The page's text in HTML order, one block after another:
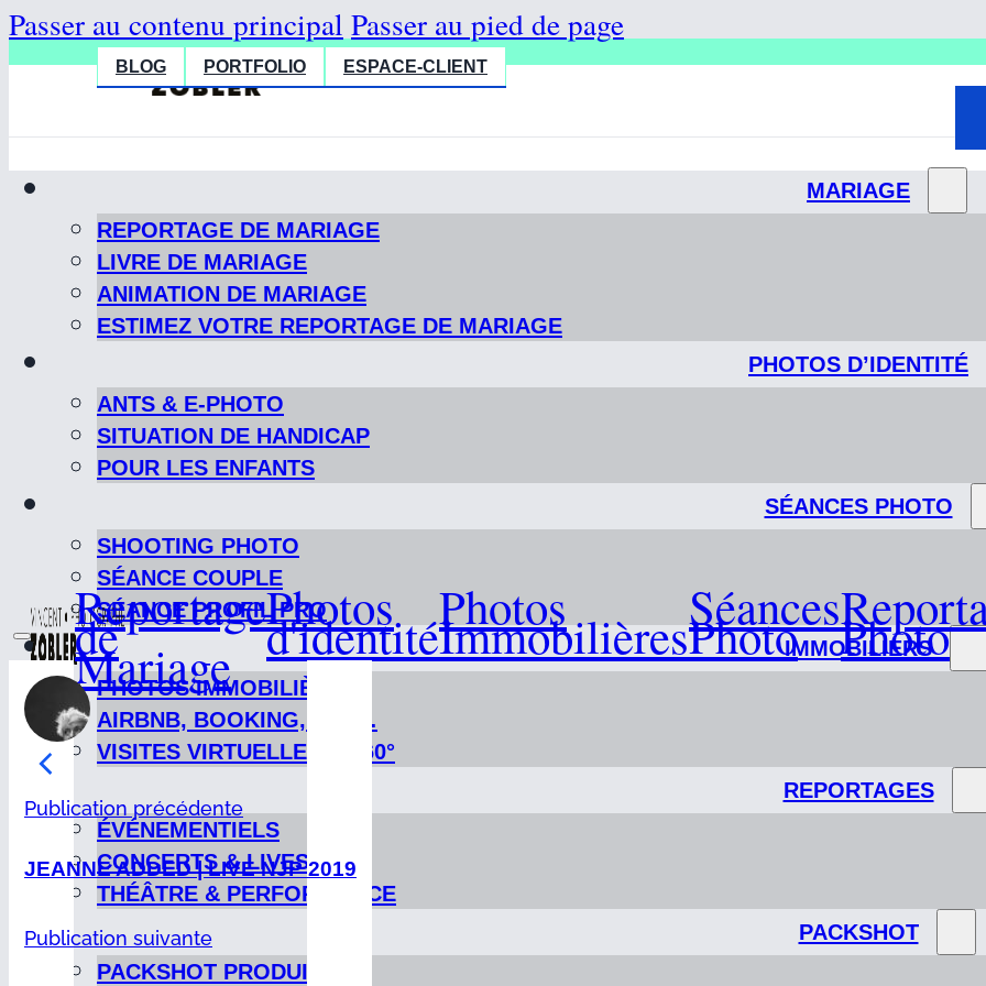
Passer au contenu principal Passer au pied de page
BLOG PORTFOLIO ESPACE-CLIENT
MARIAGE
REPORTAGE DE MARIAGE
LIVRE DE MARIAGE
ANIMATION DE MARIAGE
ESTIMEZ VOTRE REPORTAGE DE MARIAGE
PHOTOS D’IDENTITÉ
ANTS & E-PHOTO
SITUATION DE HANDICAP
POUR LES ENFANTS
SÉANCES PHOTO
SHOOTING PHOTO
SÉANCE COUPLE
SÉANCE PROFIL PRO
IMMOBILIERS
PHOTOS IMMOBILIÈRES
AIRBNB, BOOKING, ETC…
VISITES VIRTUELLES & 360°
REPORTAGES
ÉVÉNEMENTIELS
CONCERTS & LIVES
THÉÂTRE & PERFORMANCE
PACKSHOT
PACKSHOT PRODUIT
Reportage
de
Mariage
Photos
d'identitéPhotos
ImmobilièresSéances
Photo Photo
Publication précédente
JEANNE ADDED | LIVE NJP 2019
Publication suivante